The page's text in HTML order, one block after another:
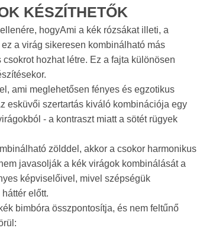
KÉSZÍTHETŐK
hogyAmi a kék rózsákat illeti, a
a virág sikeresen kombinálható más
hozhat létre. Ez a fajta különösen
ami meglehetősen fényes és egzotikus
esküvői szertartás kiváló kombinációja egy
- a kontraszt miatt a sötét rügyek
zölddel, akkor a csokor harmonikus
javasolják a kék virágok kombinálását a
képviselőivel, mivel szépségük
előtt.
bimbóra összpontosítja, és nem feltűnő